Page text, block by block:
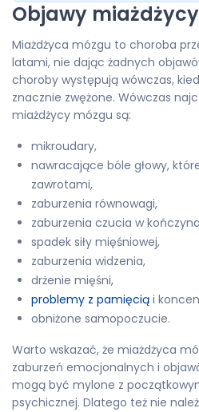
Objawy
Miażdżyca mózgu to choroba
latami, nie dając żadnych
choroby występują wówczas,
znacznie zwężone. Wówczas
miażdżycy mózgu są:
mikroudary,
nawracające bóle głowy,
zawrotami,
zaburzenia równowagi,
zaburzenia czucia w
spadek siły mięśniowej,
zaburzenia widzenia,
drżenie mięśni,
problemy z pamięcią i
obniżone samopoczucie.
Warto wskazać, że miażdżyca
zaburzeń emocjonalnych i
mogą być mylone z
psychicznej. Dlatego też nie